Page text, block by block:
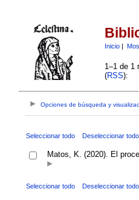
Inicio|
1–1 de 1
(RSS):
Opciones de búsqueda y
Seleccionar todo Deseleccionar todo
Matos, K. (2020). El
Seleccionar todo Deseleccionar todo